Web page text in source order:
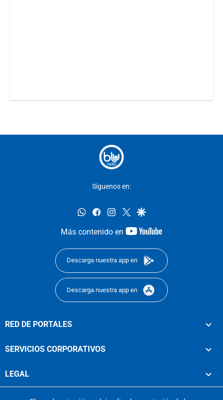
Síguenos en:
whatsappfacebookinstagram
twittergoogle
Más contenido en
youtube-
Descarga nuestra app en
Descarga nuestra app en
RED DE PORTALES
SERVICIOS CORPORATIVOS
LEGAL